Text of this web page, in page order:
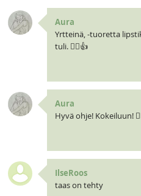
Aura
Yrtteinä, -tuoretta
tuli. 🧝‍♀️👍
Aura
Hyvä ohje! Kokeiluun!
IlseRoos
taas on tehty